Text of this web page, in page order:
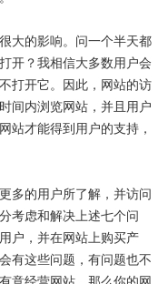
大的影响。问一个半天都
开？我相信大多数用户会
打开它。因此，网站的访
间内浏览网站，并且用户
站才能得到用户的支持，
多的用户所了解，并访问
考虑和解决上述七个问
户，并在网站上购买产
有这些问题，有问题也不